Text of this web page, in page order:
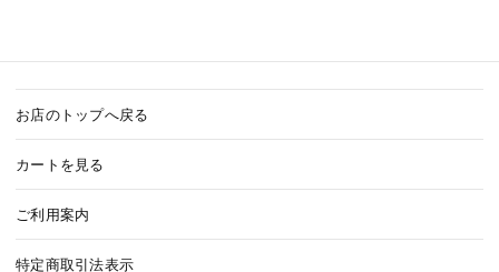
お店のトップへ戻る
カートを見る
ご利用案内
特定商取引法表示